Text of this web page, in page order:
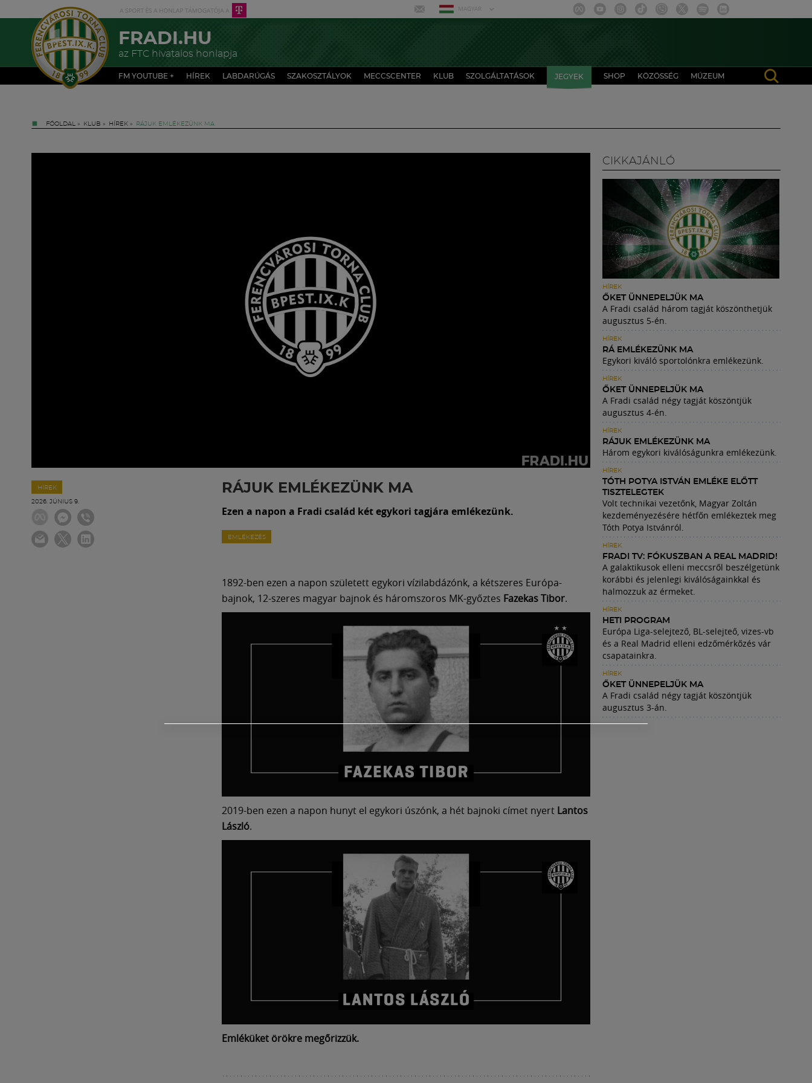
MAGYAR
FRADI.HU
az FTC hivatalos honlapja
FM YOUTUBE + HÍREK LABDARÚGÁS SZAKOSZTÁLYOK MECCSCENTER KLUB SZOLGÁLTATÁSOK JEGYEK SHOP KÖZÖSSÉG MÚZEUM
FŐOLDAL » KLUB » HÍREK » RÁJUK EMLÉKEZÜNK MA
HÍREK
2026. JÚNIUS 9.
RÁJUK EMLÉKEZÜNK MA
Ezen a napon a Fradi család két egykori tagjára emlékezünk.
EMLÉKEZÉS
1892-ben ezen a napon született egykori vízilabdázónk, a kétszeres Európa-
bajnok, 12-szeres magyar bajnok és háromszoros MK-győztes Fazekas Tibor.
2019-ben ezen a napon hunyt el egykori úszónk, a hét bajnoki címet nyert Lantos
László.
Emléküket örökre megőrizzük.
CIKKAJÁNLÓ
HÍREK
ŐKET ÜNNEPELJÜK MA
A Fradi család három tagját köszönthetjük
augusztus 5-én.
HÍREK
RÁ EMLÉKEZÜNK MA
Egykori kiváló sportolónkra emlékezünk.
HÍREK
ŐKET ÜNNEPELJÜK MA
A Fradi család négy tagját köszöntjük
augusztus 4-én.
HÍREK
RÁJUK EMLÉKEZÜNK MA
Három egykori kiválóságunkra emlékezünk.
HÍREK
TÓTH POTYA ISTVÁN EMLÉKE ELŐTT
TISZTELEGTEK
Volt technikai vezetőnk, Magyar Zoltán
kezdeményezésére hétfőn emlékeztek meg
Tóth Potya Istvánról.
HÍREK
FRADI TV: FÓKUSZBAN A REAL MADRID!
A galaktikusok elleni meccsről beszélgetünk
korábbi és jelenlegi kiválóságainkkal és
halmozzuk az érmeket.
HÍREK
HETI PROGRAM
Európa Liga-selejtező, BL-selejteő, vizes-vb
és a Real Madrid elleni edzőmérkőzés vár
csapatainkra.
HÍREK
ŐKET ÜNNEPELJÜK MA
A Fradi család négy tagját köszöntjük
augusztus 3-án.